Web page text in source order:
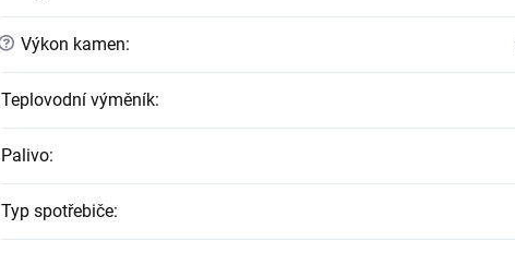
? Výkon kamen:
Teplovodní výměník:
Palivo:
Typ spotřebiče: